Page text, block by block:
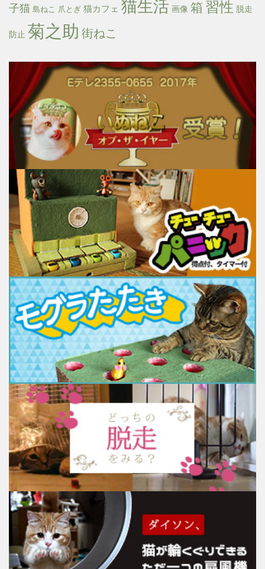
子猫 島ねこ 爪とぎ 猫カフェ 猫生活 画像 箱 習性 脱走
防止 菊之助 街ねこ